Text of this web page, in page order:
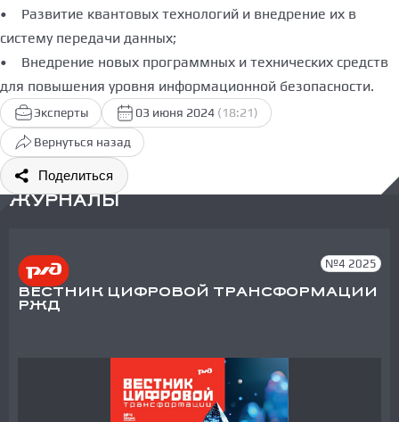
• Развитие квантовых технологий и внедрение их в
систему передачи данных;
• Внедрение новых программных и технических средств
для повышения уровня информационной безопасности.
Эксперты 03 июня 2024 (18:21)
Вернуться назад
Поделиться
ЖУРНАЛЫ
№4 2025
ВЕСТНИК ЦИФРОВОЙ ТРАНСФОРМАЦИИ
РЖД